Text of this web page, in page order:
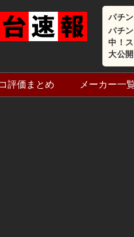
パチ
パチ
中！
大公開
評価まとめ メーカー一